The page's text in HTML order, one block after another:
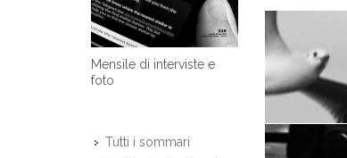
Mensile di interviste e
foto
Tutti i sommari